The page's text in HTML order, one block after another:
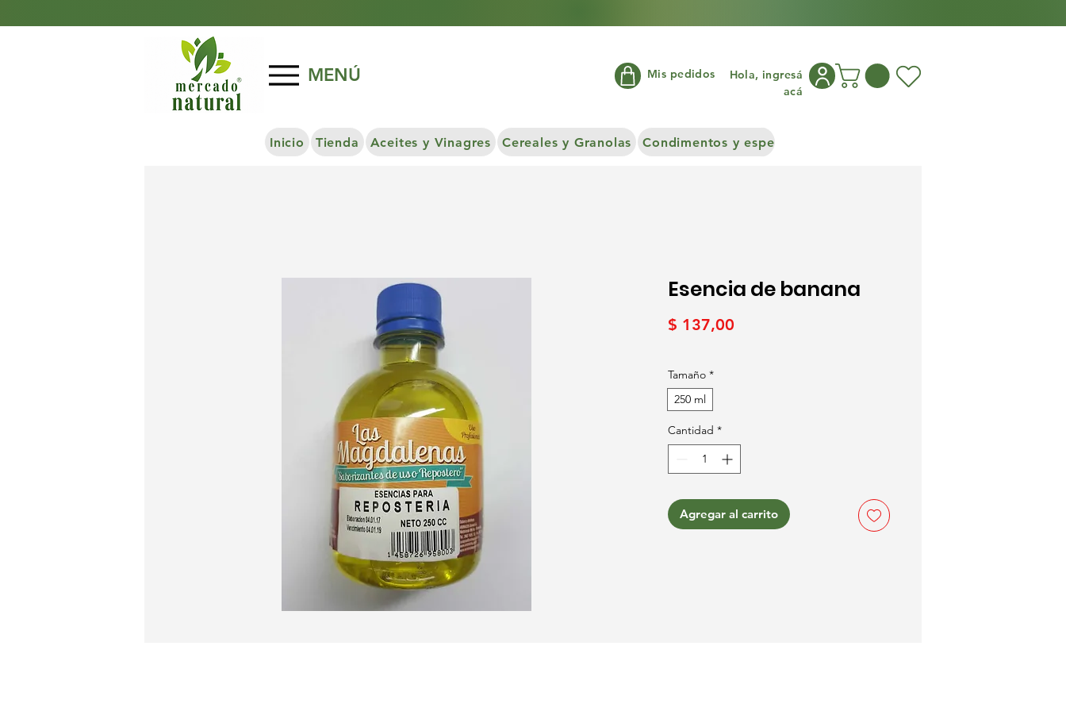
MENÚ Mis pedidos
Hola, ingresá
acá
Inicio Tienda Aceites y Vinagres Cereales y Granolas Condimentos y especias
Esencia de banana
$ 137,00
Tamaño *
250 ml
Cantidad *
Agregar al carrito